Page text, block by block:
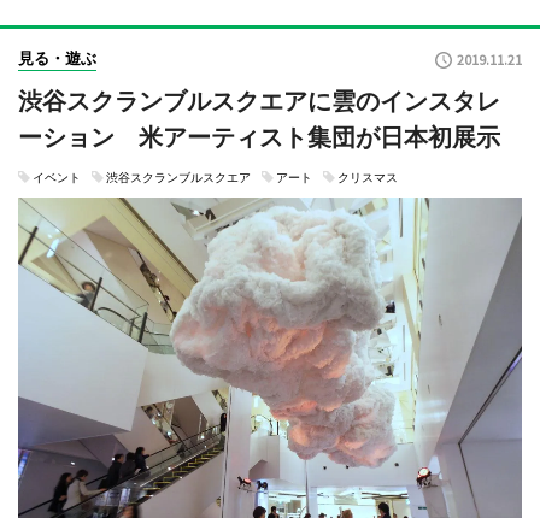
見る・遊ぶ 2019.11.21
渋谷スクランブルスクエアに雲のインスタレ
ーション 米アーティスト集団が日本初展示
イベント 渋谷スクランブルスクエア アート クリスマス